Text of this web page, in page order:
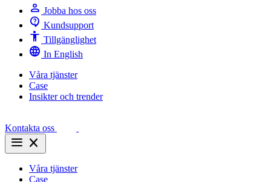
person Jobba hos oss
contact_support Kundsupport
Accessibility Tillgänglighet
language In English
Våra tjänster
Case
Insikter och trender
Kontakta oss
menu close
Våra tjänster
Case